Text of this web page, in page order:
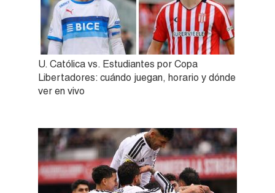
U. Católica vs. Estudiantes por Copa
Libertadores: cuándo juegan, horario y dónde
ver en vivo